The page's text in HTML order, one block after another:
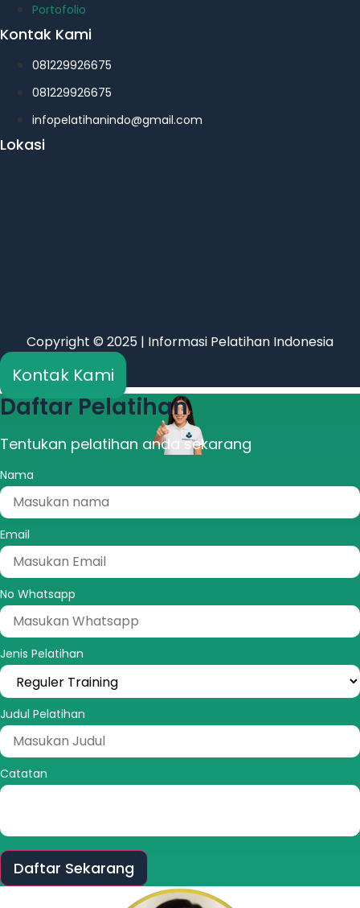
Portofolio
Kontak Kami
081229926675
081229926675
infopelatihanindo@gmail.com
Lokasi
Copyright © 2025 | Informasi Pelatihan Indonesia
Kontak Kami
Daftar Pelatihan
Tentukan pelatihan anda sekarang
Nama
Email
No Whatsapp
Jenis Pelatihan
Judul Pelatihan
Catatan
Daftar Sekarang